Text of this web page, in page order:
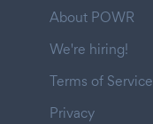
About POWR
We're hiring!
Terms of Service
Privacy